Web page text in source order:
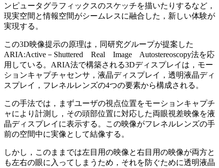
ンピュータグラフィックスのスケッチを描いたりするなど，
現実空間と情報空間がシームレスに融合した，新しい体験が
実現する。
この3D映像提示の原理は，同研究グループが提案した
ARIA:Active－Shuttered Real Image Autostereoscopy法を応
用している。ARIA法で構築される3Dディスプレイは，モー
ションキャプチャセンサ，液晶ディスプレイ，透明液晶ディ
スプレイ，フレネルレンズの4つの要素から構成される。
この手法では，まずユーザの視点位置をモーションキャプチ
ャにより計測し，その頭部位置に対応した両眼視差映像を液
晶ディスプレイに表示する。この映像がフレネルレンズの手
前の空間中に実像として結像する。
しかし，このままでは左目用の映像と右目用の映像が両方と
も左右の眼に入ってしまうため，それを防ぐために透明液晶